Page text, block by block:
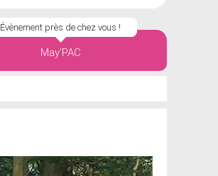
May’PAC
Évènement près de chez vous !